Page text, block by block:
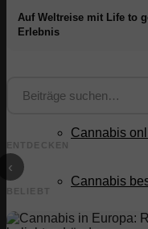
Cannabis
Cannabis
Auf Weltreise mit Life to
Erlebnis
ENTDECKEN
‹
Influencerin über ihr
Deutschland & Spar-
Tipps
BELIEBT